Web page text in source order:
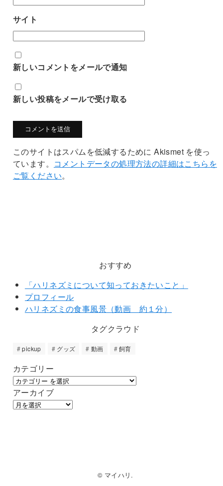
サイト
新しいコメントをメールで通知
新しい投稿をメールで受け取る
このサイトはスパムを低減するために Akismet を使っ
ています。 コメントデータの処理方法の詳細はこちらを
ご覧ください。
おすすめ
「ハリネズミについて知っておきたいこと」
プロフィール
ハリネズミの食事風景（動画 約１分）
タグクラウド
pickup グッズ 動画 飼育
カテゴリー
アーカイブ
© マイハリ.